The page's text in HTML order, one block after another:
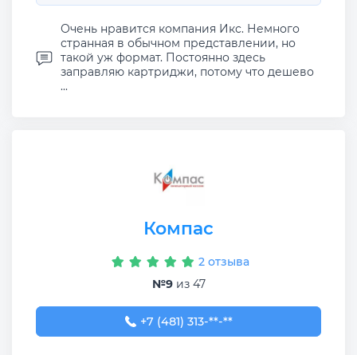
Очень нравится компания Икс. Немного
странная в обычном представлении, но
такой уж формат. Постоянно здесь
заправляю картриджи, потому что дешево
...
Компас
2 отзыва
№9из 47
+7 (481) 313-60-55
+7 (481) 313-**-**